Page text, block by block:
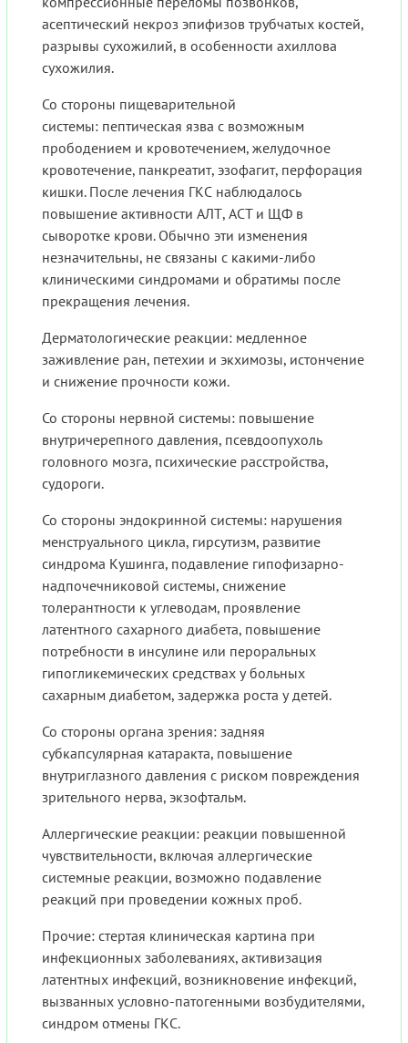
асептический некроз эпифизов трубчатых костей,
разрывы сухожилий, в особенности ахиллова
сухожилия.
Со стороны пищеварительной
системы: пептическая язва с возможным
прободением и кровотечением, желудочное
кровотечение, панкреатит, эзофагит, перфорация
кишки. После лечения ГКС наблюдалось
повышение активности АЛТ, ACT и ЩФ в
сыворотке крови. Обычно эти изменения
незначительны, не связаны с какими-либо
клиническими синдромами и обратимы после
прекращения лечения.
Дерматологические реакции: медленное
заживление ран, петехии и экхимозы, истончение
и снижение прочности кожи.
Со стороны нервной системы: повышение
внутричерепного давления, псевдоопухоль
головного мозга, психические расстройства,
судороги.
Со стороны эндокринной системы: нарушения
менструального цикла, гирсутизм, развитие
синдрома Кушинга, подавление гипофизарно-
надпочечниковой системы, снижение
толерантности к углеводам, проявление
латентного сахарного диабета, повышение
потребности в инсулине или пероральных
гипогликемических средствах у больных
сахарным диабетом, задержка роста у детей.
Со стороны органа зрения: задняя
субкапсулярная катаракта, повышение
внутриглазного давления с риском повреждения
зрительного нерва, экзофтальм.
Аллергические реакции: реакции повышенной
чувствительности, включая аллергические
системные реакции, возможно подавление
реакций при проведении кожных проб.
Прочие: стертая клиническая картина при
инфекционных заболеваниях, активизация
латентных инфекций, возникновение инфекций,
вызванных условно-патогенными возбудителями,
синдром отмены ГКС.